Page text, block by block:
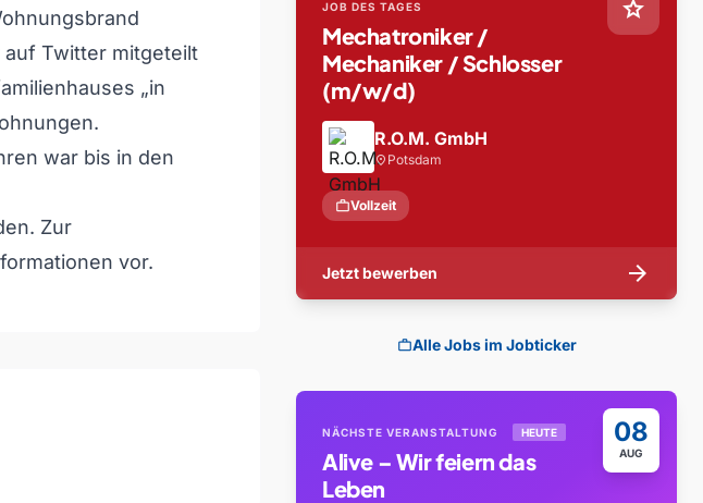
auf Twitter mitgeteilt
„in
war bis in den
Zur
vor.
star
JOB DES TAGES
Mechatroniker /
Mechaniker / Schlosser
(m/w/d)
R.O.M. GmbH
location_on Potsdam
workVollzeit
Jetzt bewerben arrow_forward
workAlle Jobs im Jobticker
08
AUG
NÄCHSTE VERANSTALTUNG HEUTE
Alive – Wir feiern das
Leben